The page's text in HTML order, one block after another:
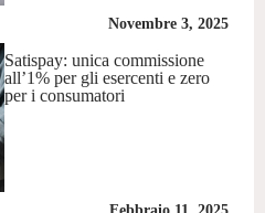
Novembre 3, 2025
Satispay: unica commissione
all’1% per gli esercenti e zero
per i consumatori